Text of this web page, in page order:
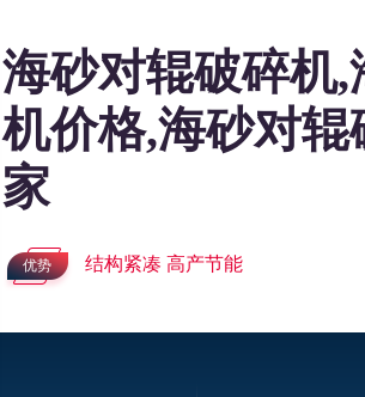
海砂对辊破碎机
机价格,海砂对
家
优势 结构紧凑 高产节能